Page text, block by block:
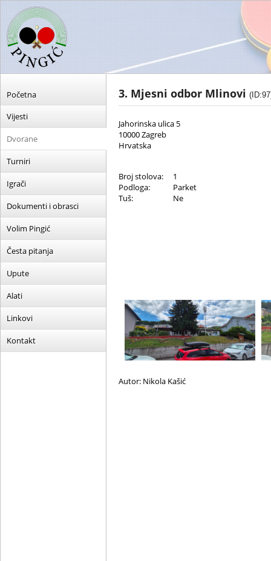
Početna
Vijesti
Dvorane
Turniri
Igrači
Dokumenti i obrasci
Volim Pingić
Česta pitanja
Upute
Alati
Linkovi
Kontakt
3. Mjesni odbor Mlinovi
Jahorinska ulica 5
10000 Zagreb
Hrvatska
Broj stolova:
1
Podloga:
Parket
Tuš:
Ne
Autor: Nikola Kašić